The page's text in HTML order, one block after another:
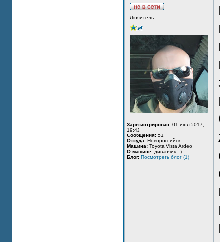
Любитель
Зарегистрирован: 01 июл 2017,
19:42
Сообщения: 51
Откуда: Новороссийск
Машина: Toyota Vista Ardeo
О машине: диванчик =)
Блог: Посмотреть блог (1)